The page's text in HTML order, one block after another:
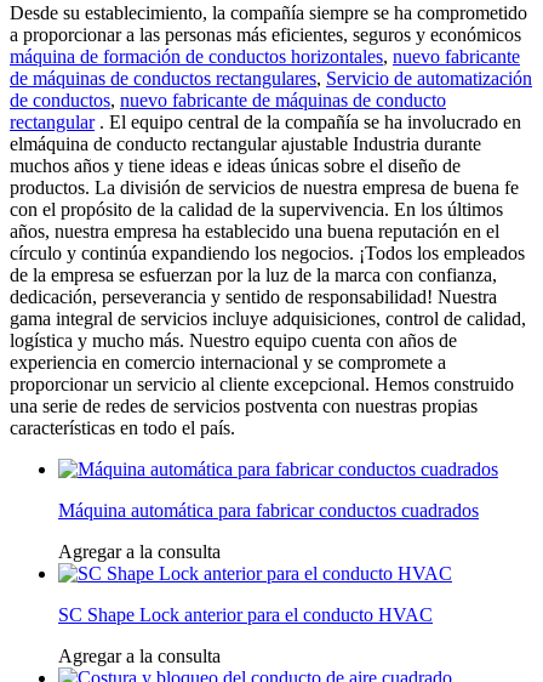
Desde su establecimiento, la compañía siempre se ha comprometido
a proporcionar a las personas más eficientes, seguros y económicos
máquina de formación de conductos horizontales, nuevo fabricante
de máquinas de conductos rectangulares, Servicio de automatización
de conductos, nuevo fabricante de máquinas de conducto
rectangular. El equipo central de la compañía se ha involucrado en
elmáquina de conducto rectangular ajustable Industria durante
muchos años y tiene ideas e ideas únicas sobre el diseño de
productos. La división de servicios de nuestra empresa de buena fe
con el propósito de la calidad de la supervivencia. En los últimos
años, nuestra empresa ha establecido una buena reputación en el
círculo y continúa expandiendo los negocios. ¡Todos los empleados
de la empresa se esfuerzan por la luz de la marca con confianza,
dedicación, perseverancia y sentido de responsabilidad! Nuestra
gama integral de servicios incluye adquisiciones, control de calidad,
logística y mucho más. Nuestro equipo cuenta con años de
experiencia en comercio internacional y se compromete a
proporcionar un servicio al cliente excepcional. Hemos construido
una serie de redes de servicios postventa con nuestras propias
características en todo el país.
Máquina automática para fabricar conductos cuadrados
Agregar a la consulta
SC Shape Lock anterior para el conducto HVAC
Agregar a la consulta